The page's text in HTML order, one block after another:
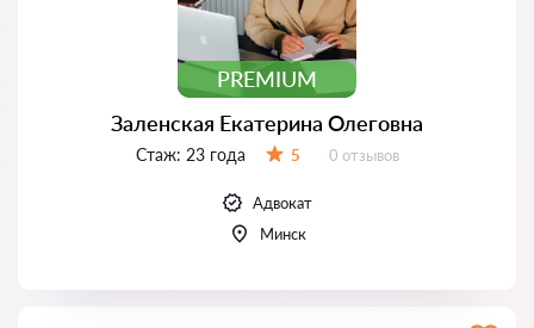
PREMIUM
Заленская Екатерина Олеговна
Стаж: 23 года 5 Отзывов:
0 отзывов
Адвокат
Минск